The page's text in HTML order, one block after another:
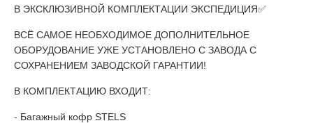
В ЭКСКЛЮЗИВНОЙ КОМПЛЕКТАЦИИ ЭКСПЕДИЦИЯ✅
ВСЁ САМОЕ НЕОБХОДИМОЕ ДОПОЛНИТЕЛЬНОЕ
ОБОРУДОВАНИЕ УЖЕ УСТАНОВЛЕНО С ЗАВОДА С
СОХРАНЕНИЕМ ЗАВОДСКОЙ ГАРАНТИИ!
В КОМПЛЕКТАЦИЮ ВХОДИТ:
- Багажный кофр STELS